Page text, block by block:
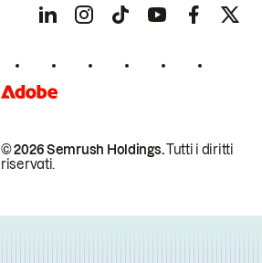
© 2026 Semrush Holdings.Tutti i diritti
riservati.